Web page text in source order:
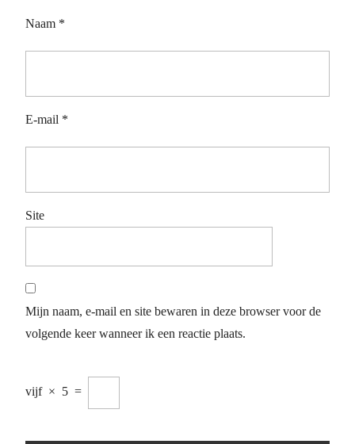
Naam *
E-mail *
Site
Mijn naam, e-mail en site bewaren in deze browser voor de
volgende keer wanneer ik een reactie plaats.
vijf × 5 =